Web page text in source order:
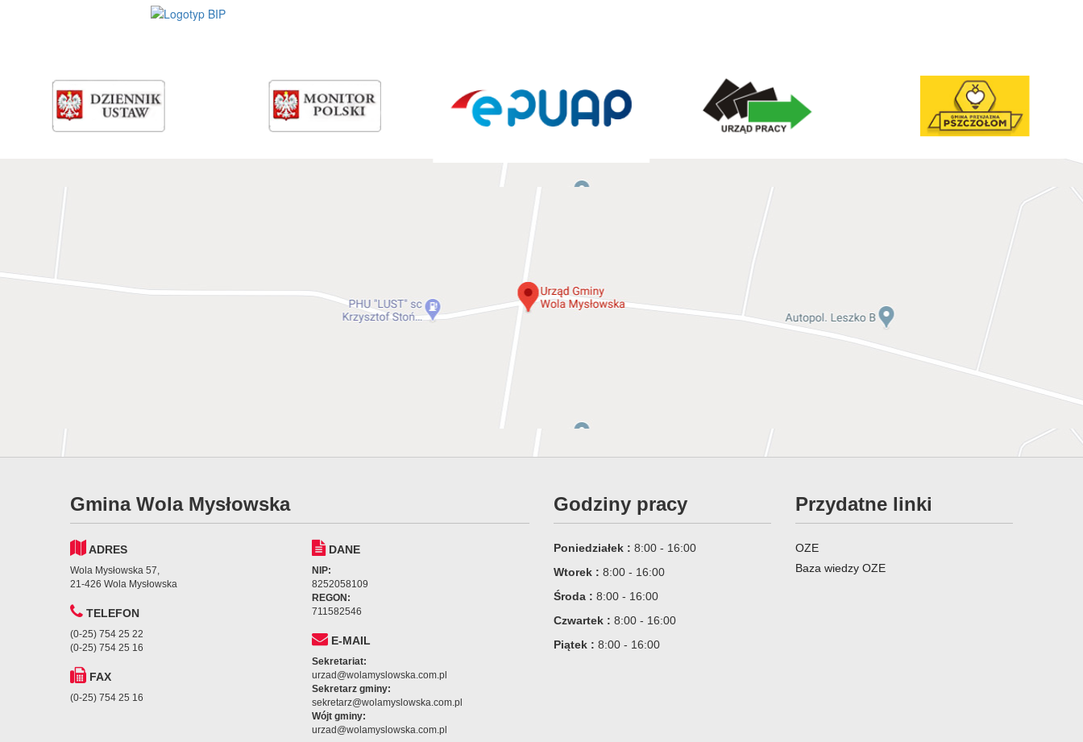
Gmina Wola Mysłowska
ADRES
Wola Mysłowska 57,
21-426 Wola Mysłowska
TELEFON
(0-25) 754 25 22
(0-25) 754 25 16
FAX
(0-25) 754 25 16
DANE
NIP:
8252058109
REGON:
711582546
E-MAIL
Sekretariat:
urzad@wolamyslowska.com.pl
Sekretarz gminy:
sekretarz@wolamyslowska.com.pl
Wójt gminy:
urzad@wolamyslowska.com.pl
Godziny pracy
Poniedziałek : 8:00 - 16:00
Wtorek : 8:00 - 16:00
Środa : 8:00 - 16:00
Czwartek : 8:00 - 16:00
Piątek : 8:00 - 16:00
Przydatne linki
OZE
Baza wiedzy OZE